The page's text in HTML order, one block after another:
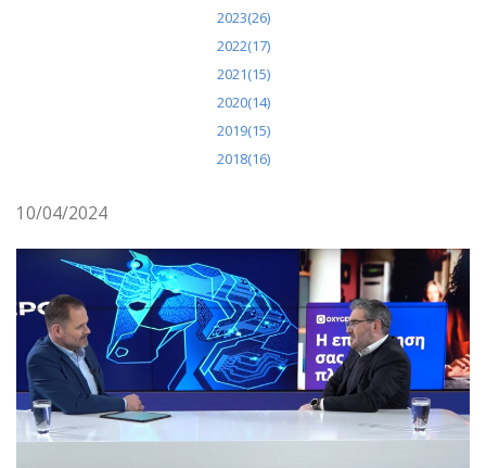
2023(26)
2022(17)
2021(15)
2020(14)
2019(15)
2018(16)
10/04/2024